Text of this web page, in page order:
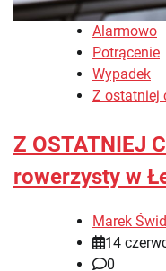
Alarmowo
Potrącenie
Wypadek
Z ostatniej
Z OSTATNIEJ
rowerzysty w
Marek
14
0